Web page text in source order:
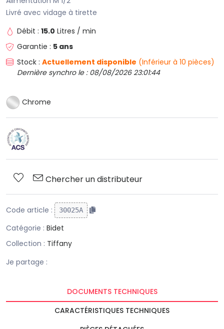
Livré avec vidage à tirette
Débit : 15.0 Litres / min
Garantie : 5 ans
Stock : Actuellement disponible (Inférieur à 10 pièces)
Dernière synchro le : 08/08/2026 23:01:44
Chrome
Chercher un distributeur
Code article : 30025A
Catégorie : Bidet
Collection : Tiffany
Je partage :
DOCUMENTS TECHNIQUES
CARACTÉRISTIQUES TECHNIQUES